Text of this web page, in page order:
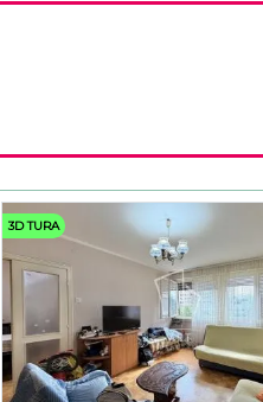
3D TURA